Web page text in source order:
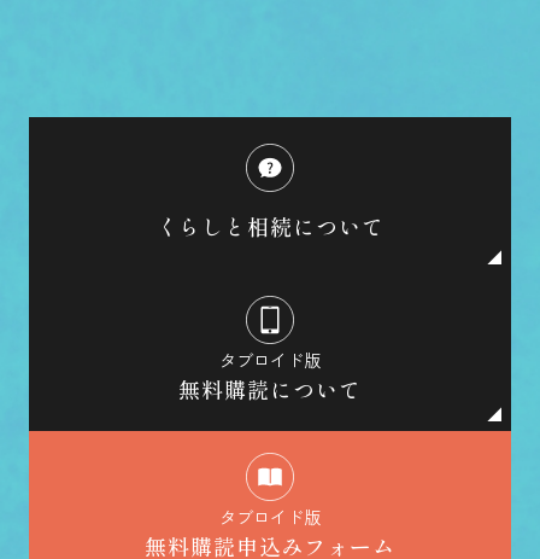
くらしと相続について
タブロイド版
無料購読について
タブロイド版
無料購読申込みフォーム